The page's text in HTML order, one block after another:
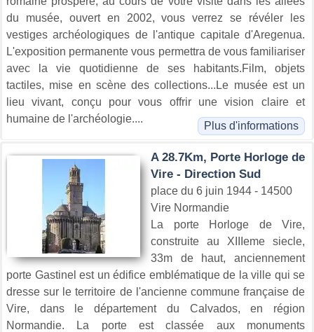
du musée, ouvert en 2002, vous verrez se révéler les
vestiges archéologiques de l'antique capitale d'Aregenua.
L'exposition permanente vous permettra de vous familiariser
avec la vie quotidienne de ses habitants.Film, objets
tactiles, mise en scène des collections...Le musée est un
lieu vivant, conçu pour vous offrir une vision claire et
humaine de l'archéologie....
Plus d'informations
A 28.7Km, Porte Horloge de
Vire - Direction Sud
place du 6 juin 1944 - 14500
Vire Normandie
La porte Horloge de Vire,
construite au XIIIeme siecle,
33m de haut, anciennement
porte Gastinel est un édifice emblématique de la ville qui se
dresse sur le territoire de l'ancienne commune française de
Vire, dans le département du Calvados, en région
Normandie. La porte est classée aux monuments